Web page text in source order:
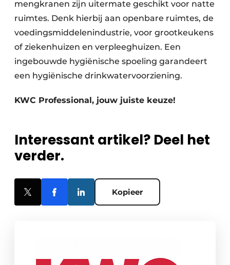
mengkranen zijn uitermate geschikt voor natte
ruimtes. Denk hierbij aan openbare ruimtes, de
voedingsmiddelenindustrie, voor grootkeukens
of ziekenhuizen en verpleeghuizen. Een
ingebouwde hygiënische spoeling garandeert
een hygiënische drinkwatervoorziening.
KWC Professional, jouw juiste keuze!
Interessant artikel? Deel het
verder.
Kopieer